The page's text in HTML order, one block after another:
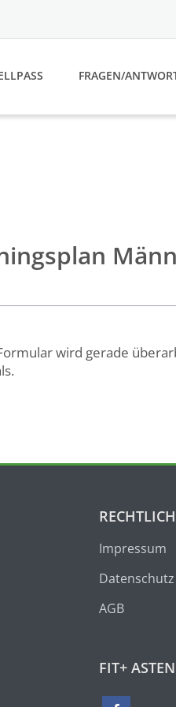
FRAGEN/
wird gerade
Impressum
Datenschutz
AGB
FIT+